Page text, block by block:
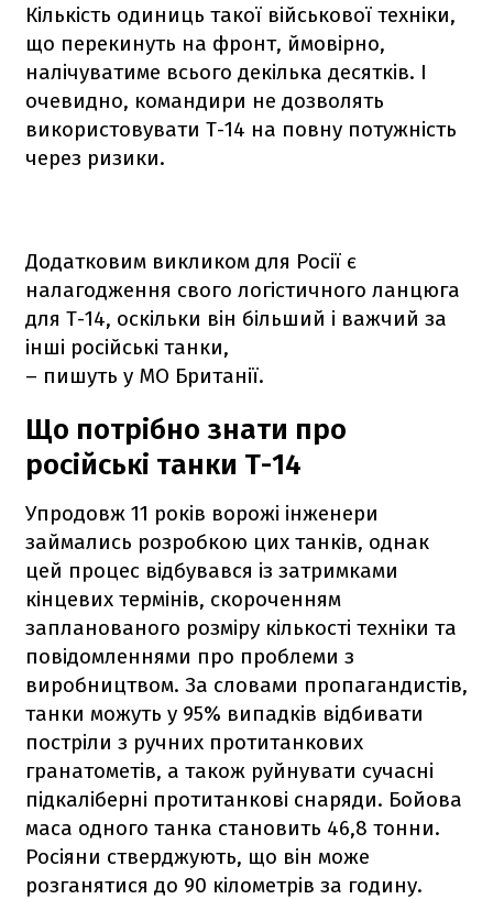
Кількість одиниць такої військової техніки,
що перекинуть на фронт, ймовірно,
налічуватиме всього декілька десятків. І
очевидно, командири не дозволять
використовувати Т-14 на повну потужність
через ризики.
Додатковим викликом для Росії є
налагодження свого логістичного ланцюга
для Т-14, оскільки він більший і важчий за
інші російські танки,
– пишуть у МО Британії.
Що потрібно знати про
російські танки Т-14
Упродовж 11 років ворожі інженери
займались розробкою цих танків, однак
цей процес відбувався із затримками
кінцевих термінів, скороченням
запланованого розміру кількості техніки та
повідомленнями про проблеми з
виробництвом. За словами пропагандистів,
танки можуть у 95% випадків відбивати
постріли з ручних протитанкових
гранатометів, а також руйнувати сучасні
підкаліберні протитанкові снаряди. Бойова
маса одного танка становить 46,8 тонни.
Росіяни стверджують, що він може
розганятися до 90 кілометрів за годину.